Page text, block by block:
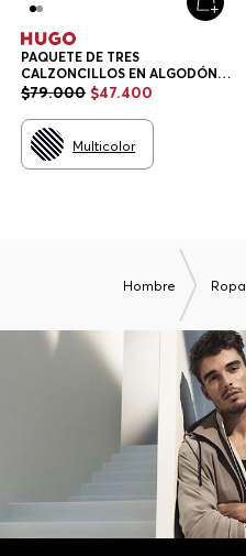
PAQUETE DE TRES
CALZONCILLOS EN ALGODÓN
ELÁSTICO CON LOGOS EN LA
HOMBRE
$79.000 $47.400
Multicolor
Hombre Ropa